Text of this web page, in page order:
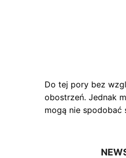
Do tej pory bez
obostrzeń. Jednak
mogą nie spodobać